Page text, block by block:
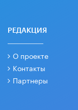
РЕДАКЦИЯ
О проекте
Контакты
Партнеры